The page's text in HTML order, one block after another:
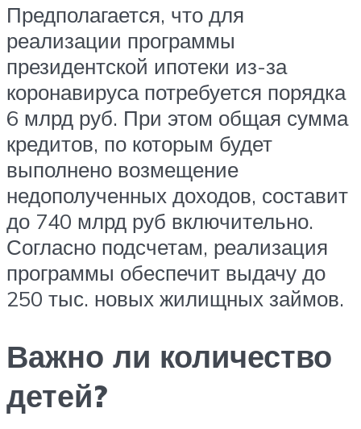
Предполагается, что для
реализации программы
президентской ипотеки из-за
коронавируса потребуется порядка
6 млрд руб. При этом общая сумма
кредитов, по которым будет
выполнено возмещение
недополученных доходов, составит
до 740 млрд руб включительно.
Согласно подсчетам, реализация
программы обеспечит выдачу до
250 тыс. новых жилищных займов.
Важно ли количество
детей?